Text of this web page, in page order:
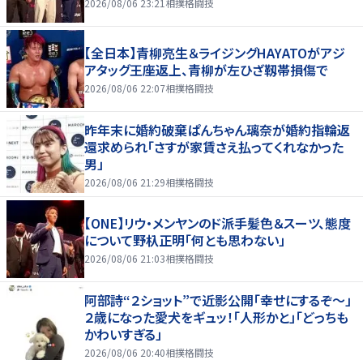
2026/08/06 23:21 相撲格闘技
【全日本】青柳亮生＆ライジングHAYATOがアジ
アタッグ王座返上、青柳が左ひざ靱帯損傷で
2026/08/06 22:07相撲格闘技
昨年末に婚約破棄ぱんちゃん璃奈が婚約指輪返
還求められ「さすが家賃さえ払ってくれなかった
男」
2026/08/06 21:29相撲格闘技
【ONE】リウ・メンヤンのド派手髪色＆スーツ、態度
について野杁正明「何とも思わない」
2026/08/06 21:03相撲格闘技
阿部詩“２ショット”で近影公開「幸せにするぞ〜」
２歳になった愛犬をギュッ！「人形かと」「どっちも
かわいすぎる」
2026/08/06 20:40相撲格闘技